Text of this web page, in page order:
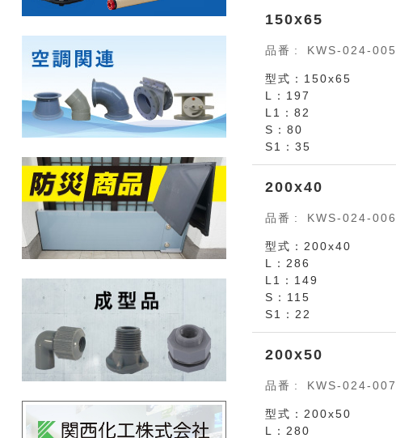
150x65
品番 KWS-024-005
型式：150x65
L：197
L1：82
S：80
S1：35
200x40
品番 KWS-024-006
型式：200x40
L：286
L1：149
S：115
S1：22
200x50
品番 KWS-024-007
型式：200x50
L：280